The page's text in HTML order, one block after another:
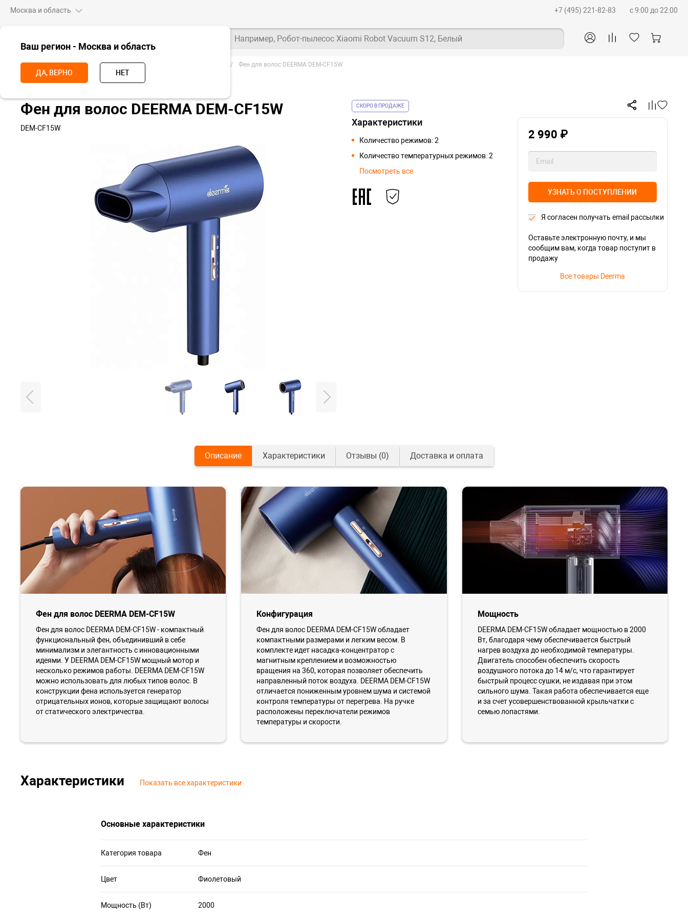
Москва и область
Ваш регион - Москва и область
ДА, ВЕРНО НЕТ
+7 (495) 221-82-83 c 9:00 до 22:00
Например, Робот-пылесос Xiaomi Robot Vacuum S12, Белый
Главная Для дома Красота и здоровье Фен для волос DEERMA DEM-CF15W
Фен для волос DEERMA DEM-CF15W
DEM-CF15W
СКОРО В ПРОДАЖЕ
Характеристики
Количество режимов: 2
Количество температурных режимов: 2
Посмотреть все
2 990 ₽
УЗНАТЬ О ПОСТУПЛЕНИИ
Я согласен получать email рассылки
Оставьте электронную почту, и мы
сообщим вам, когда товар поступит в
продажу
Все товары Deerma
Описание Характеристики Отзывы (0) Доставка и оплата
Фен для волос DEERMA DEM-CF15W
Фен для волос DEERMA DEM-CF15W - компактный
функциональный фен, объединивший в себе
минимализм и элегантность с инновационными
идеями. У DEERMA DEM-CF15W мощный мотор и
несколько режимов работы. DEERMA DEM-CF15W
можно использовать для любых типов волос. В
конструкции фена используется генератор
отрицательных ионов, которые защищают волосы
от статического электричества.
Конфигурация
Фен для волос DEERMA DEM-CF15W обладает
компактными размерами и легким весом. В
комплекте идет насадка-концентратор с
магнитным креплением и возможностью
вращения на 360, которая позволяет обеспечить
направленный поток воздуха. DEERMA DEM-CF15W
отличается пониженным уровнем шума и системой
контроля температуры от перегрева. На ручке
расположены переключатели режимов
температуры и скорости.
Мощность
DEERMA DEM-CF15W обладает мощностью в 2000
Вт, благодаря чему обеспечивается быстрый
нагрев воздуха до необходимой температуры.
Двигатель способен обеспечить скорость
воздушного потока до 14 м/с, что гарантирует
быстрый процесс сушки, не издавая при этом
сильного шума. Такая работа обеспечивается еще
и за счет усовершенствованной крыльчатки с
семью лопастями.
Характеристики Показать все характеристики
Основные характеристики
Категория товара Фен
Цвет Фиолетовый
Мощность (Вт) 2000